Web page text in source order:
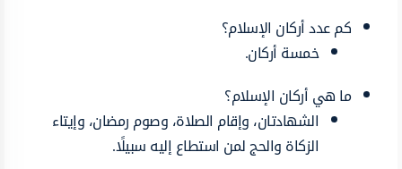
كم عدد أركان الإسلام؟
خمسة أركان.
ما هي أركان الإسلام؟
الشهادتان، وإقام الصلاة، وصوم رمضان، وإيتاء
الزكاة والحج لمن استطاع إليه سبيلًا.